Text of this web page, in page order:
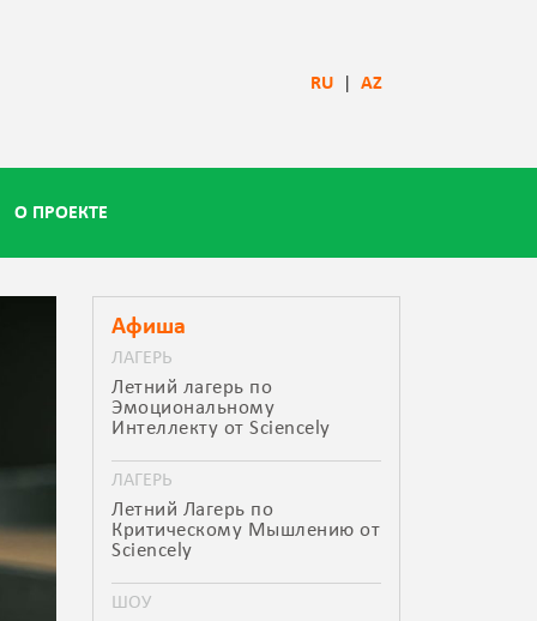
RU| AZ
О ПРОЕКТЕ
Афиша
ЛАГЕРЬ
Летний лагерь по
Эмоциональному
Интеллекту от Sciencely
ЛАГЕРЬ
Летний Лагерь по
Критическому Мышлению от
Sciencely
ШОУ